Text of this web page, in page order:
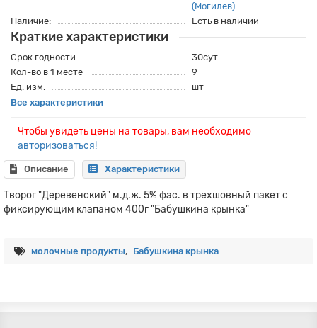
(Могилев)
Наличие:
Есть в наличии
Краткие характеристики
Срок годности
30сут
Кол-во в 1 месте
9
Ед. изм.
шт
Все характеристики
Чтобы увидеть цены на товары, вам необходимо
авторизоваться!
Описание Характеристики
Творог "Деревенский" м.д.ж. 5% фас. в трехшовный пакет с
фиксирующим клапаном 400г "Бабушкина крынка"
молочные продукты, Бабушкина крынка